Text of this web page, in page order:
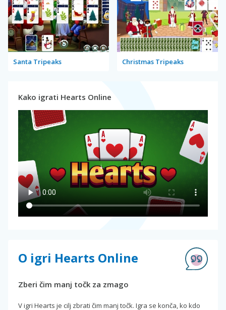
Santa Tripeaks Christmas Tripeaks
Kako igrati Hearts Online
O igri Hearts Online
Zberi čim manj točk za zmago
V igri Hearts je cilj zbrati čim manj točk. Igra se konča, ko kdo